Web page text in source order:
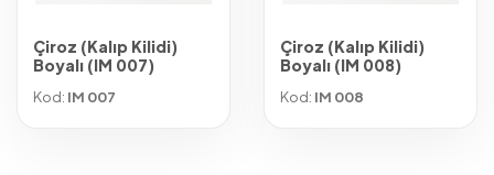
Çiroz (Kalıp Kilidi)
Boyalı (IM 007)
Kod: IM 007
Çiroz (Kalıp Kilidi)
Boyalı (IM 008)
Kod: IM 008